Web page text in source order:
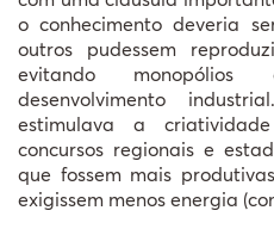
o conhecimento deveria
outros pudessem
evitando
desenvolvimento
estimulava a
concursos regionais e
que fossem mais
exigissem menos energia